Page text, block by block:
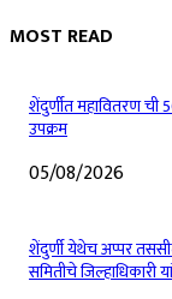
MOST READ
शेंदुर्णीत महावितरण
उपक्रम
05/08/2026
शेंदुर्णी येथेच अप्पर
समितीचे जिल्हाधिकारी